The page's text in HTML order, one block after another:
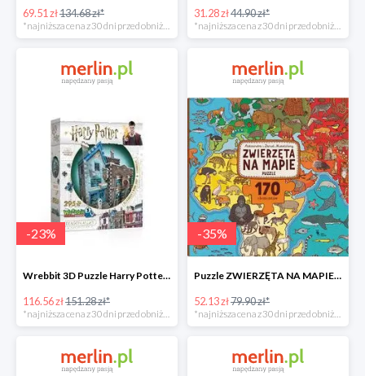
69.51 zł134.68 zł* 31.28 zł44.90 zł*
-23%
Wrebbit 3D Puzzle Harry Potter Ollivander's Wand Shop -23%
116.56 zł151.28 zł*
*najniższa cena z 30 dni przed obniżką
-35%
Puzzle ZWIERZĘTA NA MAPIE -35%
52.13 zł79.90 zł*
*najniższa cena z 30 dni przed obniżką